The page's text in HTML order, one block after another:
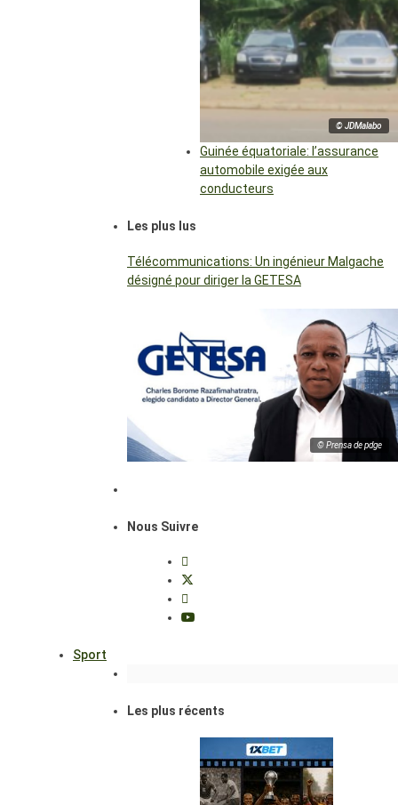
© JDMalabo
Guinée équatoriale: l’assurance
automobile exigée aux
conducteurs
Les plus lus
Télécommunications: Un ingénieur Malgache
désigné pour diriger la GETESA
© Prensa de pdge
Nous Suivre
Sport
Les plus récents